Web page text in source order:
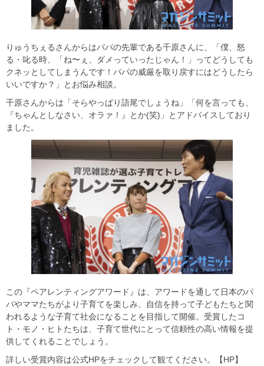
りゅうちぇるさんからはパパの先輩である千原さんに、「僕、怒
る・叱る時、「ね〜ぇ、ダメっていったじゃん！」ってどうしても
クネッとしてしまうんです！パパの威厳を取り戻すにはどうしたら
いいですか？」とお悩み相談。
千原さんからは「そらやっぱり語尾でしょうね」「何を言っても、
『ちゃんとしなさい、オラァ！』とか(笑)」とアドバイスしており
ました。
この『ペアレンティングアワード』は、アワードを通して日本のパ
パやママたちがより子育てを楽しみ、自信を持って子どもたちと関
われるような子育て社会になることを目指して開催。受賞したコ
ト・モノ・ヒトたちは、子育て世代にとって信頼性の高い情報を提
供してくれることでしょう。
詳しい受賞内容は公式HPをチェックして観てください。【HP】